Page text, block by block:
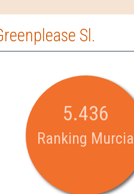
Sl.
5.436
Ranking Murcia